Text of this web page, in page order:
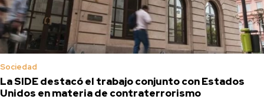
Sociedad
La SIDE destacó el trabajo conjunto con Estados
Unidos en materia de contraterrorismo